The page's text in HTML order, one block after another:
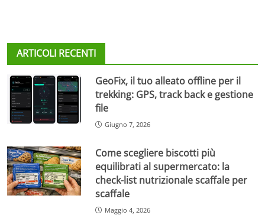
ARTICOLI RECENTI
GeoFix, il tuo alleato offline per il
trekking: GPS, track back e gestione
file
Giugno 7, 2026
Come scegliere biscotti più
equilibrati al supermercato: la
check-list nutrizionale scaffale per
scaffale
Maggio 4, 2026